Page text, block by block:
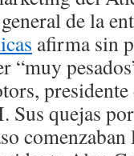
de la
afirma sin
“muy
Sus quejas
comenzaban